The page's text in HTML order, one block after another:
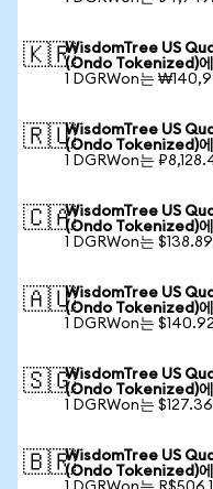
🇰🇷WisdomTree US
(Ondo Tokenized)에
1 DGRWon는
🇷🇺WisdomTree US
(Ondo Tokenized)에
1 DGRWon는
🇨🇦WisdomTree US
(Ondo Tokenized)에
1 DGRWon는
🇦🇺WisdomTree US
(Ondo Tokenized)에
1 DGRWon는
🇸🇬WisdomTree US
(Ondo Tokenized)에
1 DGRWon는
🇧🇷WisdomTree US
(Ondo Tokenized)에